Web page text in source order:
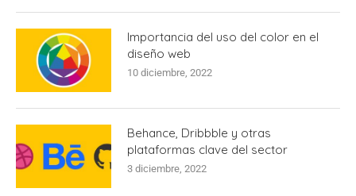
Importancia del uso del color en el
diseño web
10 diciembre, 2022
Behance, Dribbble y otras
plataformas clave del sector
3 diciembre, 2022